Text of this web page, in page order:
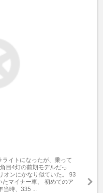
イトになったが、乗って
目4灯の前期モデルだっ
オンにかなり似ていた。 93
マイナー車。 初めてのア
時、335 ...